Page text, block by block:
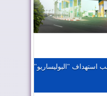
في صناعة الطيران
لفرنسا
استهداف "البوليساريو"